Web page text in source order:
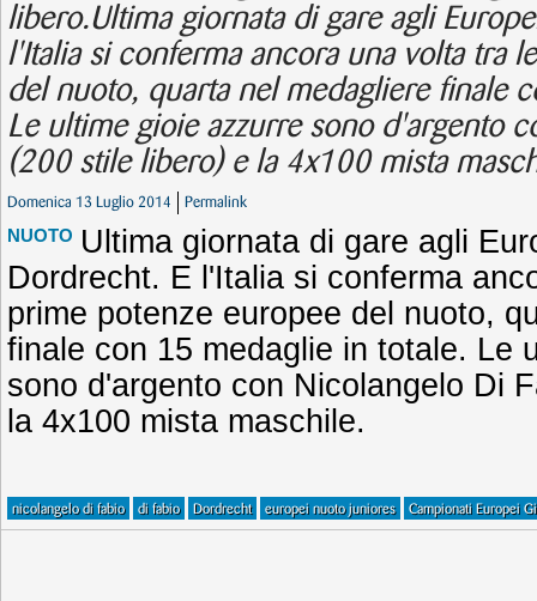
libero.Ultima giornata di gare agli
l'Italia si conferma ancora una volta tra
del nuoto, quarta nel medagliere finale
Le ultime gioie azzurre sono d'argento
(200 stile libero) e la 4x100 mista
Domenica 13 Luglio 2014 Permalink
NUOTO Ultima giornata di gare agli
Dordrecht. E l'Italia si conferma
prime potenze europee del nuoto,
finale con 15 medaglie in totale. Le
sono d'argento con Nicolangelo Di
la 4x100 mista maschile.
nicolangelo di fabio di fabio Dordrecht europei nuoto juniores Campionati Europei